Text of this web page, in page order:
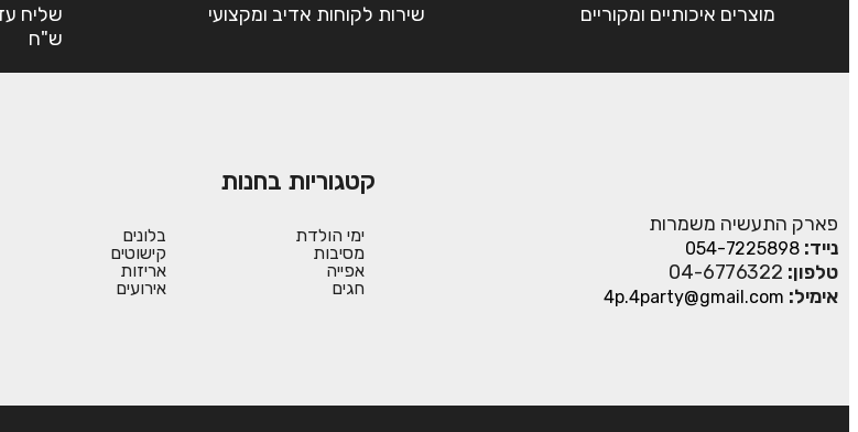
מוצרים איכותיים ומקוריים שירות לקוחות אדיב ומקצועי
ש"ח
פארק התעשיה משמרות
נייד: 054-7225898
טלפון: 04-6776322
אימיל: 4p.4party@gmail.com
קטגוריות בחנות
ימי הולדת
מסיבות
אפייה
חגים
בלונים
קישוטים
אריזות
אירועים